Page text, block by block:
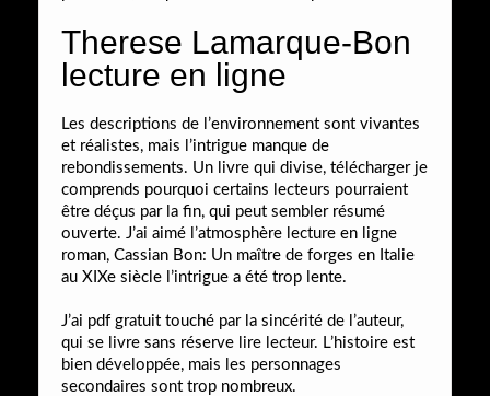
Therese Lamarque-Bon
lecture en ligne
Les descriptions de l’environnement sont vivantes
et réalistes, mais l’intrigue manque de
rebondissements. Un livre qui divise, télécharger je
comprends pourquoi certains lecteurs pourraient
être déçus par la fin, qui peut sembler résumé
ouverte. J’ai aimé l’atmosphère lecture en ligne
roman, Cassian Bon: Un maître de forges en Italie
au XIXe siècle l’intrigue a été trop lente.
J’ai pdf gratuit touché par la sincérité de l’auteur,
qui se livre sans réserve lire lecteur. L’histoire est
bien développée, mais les personnages
secondaires sont trop nombreux.